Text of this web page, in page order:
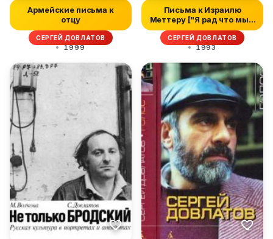
Армейские письма к
отцу
СЕРГЕЙ ДОВЛАТОВ
1999
Письма к Израилю
Меттеру ["Я рад что мы с
Вами дож...
СЕРГЕЙ ДОВЛАТОВ
1993